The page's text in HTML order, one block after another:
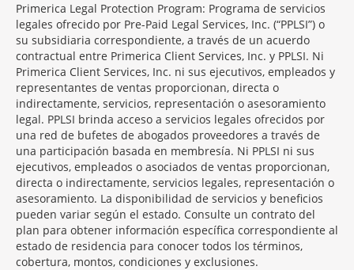
Primerica Legal Protection Program: Programa de servicios
legales ofrecido por Pre-Paid Legal Services, Inc. (“PPLSI”) o
su subsidiaria correspondiente, a través de un acuerdo
contractual entre Primerica Client Services, Inc. y PPLSI. Ni
Primerica Client Services, Inc. ni sus ejecutivos, empleados y
representantes de ventas proporcionan, directa o
indirectamente, servicios, representación o asesoramiento
legal. PPLSI brinda acceso a servicios legales ofrecidos por
una red de bufetes de abogados proveedores a través de
una participación basada en membresía. Ni PPLSI ni sus
ejecutivos, empleados o asociados de ventas proporcionan,
directa o indirectamente, servicios legales, representación o
asesoramiento. La disponibilidad de servicios y beneficios
pueden variar según el estado. Consulte un contrato del
plan para obtener información específica correspondiente al
estado de residencia para conocer todos los términos,
cobertura, montos, condiciones y exclusiones.